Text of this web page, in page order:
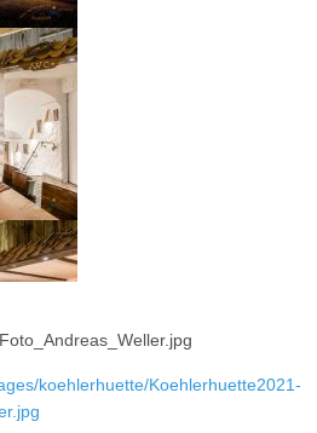
koehlerhuette/Koehlerhuette2021-